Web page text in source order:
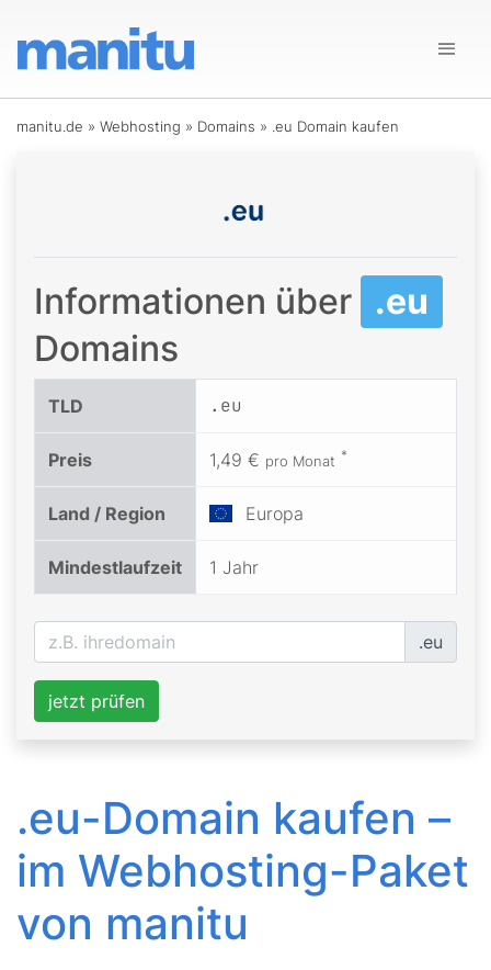
manitu.de » Webhosting » Domains » .eu Domain kaufen
Informationen über .eu
Domains
TLD .eu
Preis 1,49 € pro Monat *
Land / Region Europa
Mindestlaufzeit 1 Jahr
.eu
jetzt prüfen
.eu-Domain kaufen –
im Webhosting-Paket
von manitu